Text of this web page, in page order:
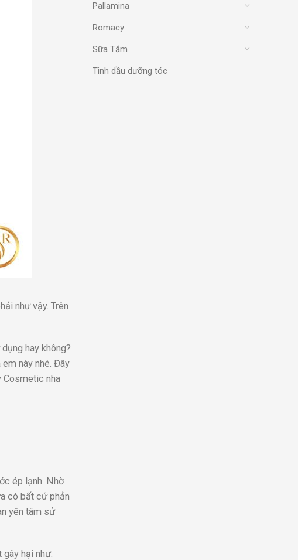
như vậy. Trên
hay không?
này nhé. Đây
Cosmetic nha
ép lạnh. Nhờ
có bất cứ phản
yên tâm sử
hại như:
Pallamina
Romacy
Sữa Tắm
Tinh dầu dưỡng tóc